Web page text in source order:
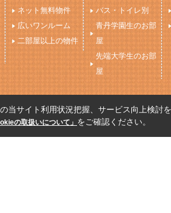
ネット無料物件
広いワンルーム
二部屋以上の物件
バス・トイレ別
青丹学園生のお部
屋
先端大学生のお部
屋
当サイト利用状況把握、サービス向上検討
の取扱いについて」 をご確認ください。